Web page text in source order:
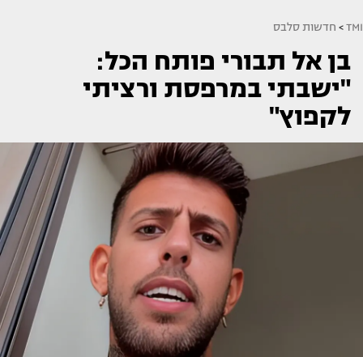
TMI
> חדשות סלבס
בן אל תבורי פותח הכל:
"ישבתי במרפסת ורציתי
לקפוץ"